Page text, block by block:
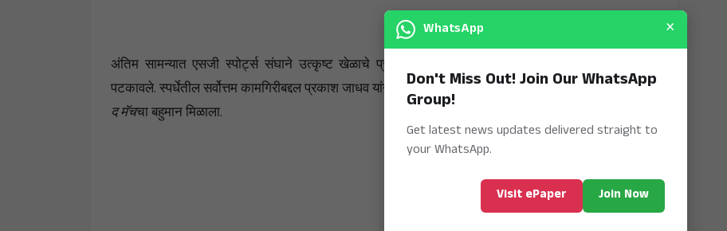
अंतिम सामन्यात एसजी स्पोर्ट्स संघाने उत्कृष्ट खेळाचे प्रदर्शन करत कांतारा बॉयज संघावर मात करून विजेतेपद
पटकावले. स्पर्धेतील सर्वोत्तम कामगिरीबद्दल प्रकाश जाधव यांना
प्लेअर ऑफ द टूर्नामेंटतर सचिन साहनी यांनाप्लेअर ऑफ
द मॅचचा बहुमान मिळाला.
WhatsApp ×
Don't Miss Out! Join Our WhatsApp
Group!
Get latest news updates delivered straight to
your WhatsApp.
Visit ePaper Join Now